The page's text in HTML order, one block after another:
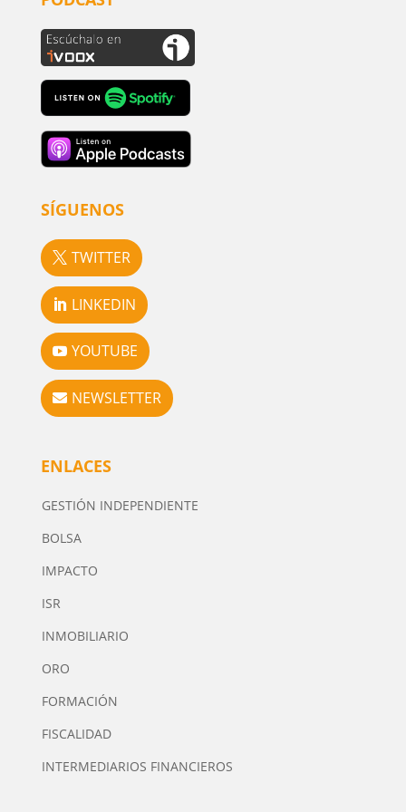
SÍGUENOS
TWITTER
LINKEDIN
YOUTUBE
NEWSLETTER
ENLACES
GESTIÓN INDEPENDIENTE
BOLSA
IMPACTO
ISR
INMOBILIARIO
ORO
FORMACIÓN
FISCALIDAD
INTERMEDIARIOS FINANCIEROS